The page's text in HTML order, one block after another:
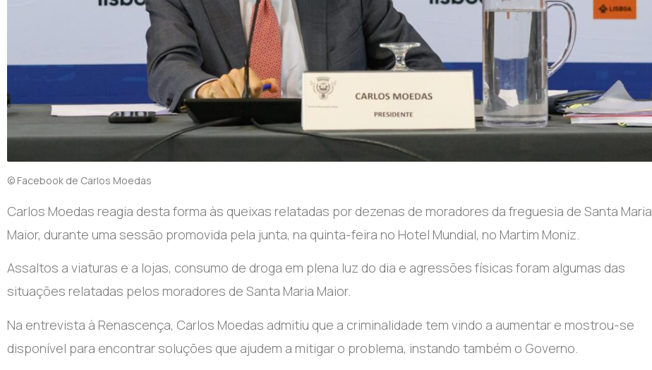
© Facebook de Carlos Moedas
Carlos Moedas reagia desta forma às queixas relatadas por dezenas de moradores da freguesia de Santa Maria
Maior, durante uma sessão promovida pela junta, na quinta-feira no Hotel Mundial, no Martim Moniz.
Assaltos a viaturas e a lojas, consumo de droga em plena luz do dia e agressões físicas foram algumas das
situações relatadas pelos moradores de Santa Maria Maior.
Na entrevista à Renascença, Carlos Moedas admitiu que a criminalidade tem vindo a aumentar e mostrou-se
disponível para encontrar soluções que ajudem a mitigar o problema, instando também o Governo.